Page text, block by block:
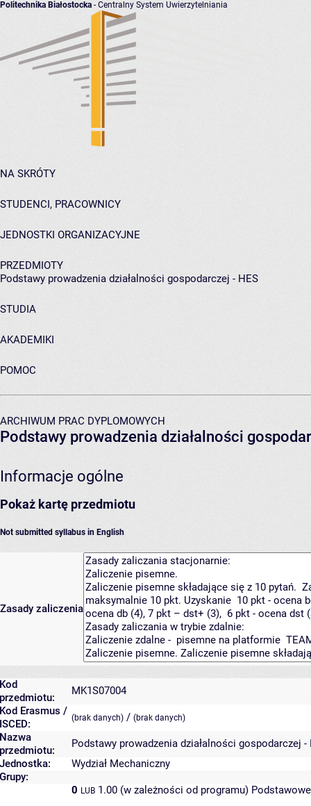
Politechnika Białostocka - Centralny System Uwierzytelniania
NA SKRÓTY
STUDENCI, PRACOWNICY
JEDNOSTKI ORGANIZACYJNE
PRZEDMIOTY
Podstawy prowadzenia działalności gospodarczej - HES
STUDIA
AKADEMIKI
POMOC
ARCHIWUM PRAC DYPLOMOWYCH
Podstawy prowadzenia działalności
Informacje ogólne
Pokaż kartę przedmiotu
Not submitted syllabus in English
Zasady zaliczenia
Kod
przedmiotu:
MK1S07004
Kod Erasmus /
ISCED:
(brak danych) / (brak danych)
Nazwa
przedmiotu:
Podstawy prowadzenia działalności gospodarczej -
Jednostka:
Wydział Mechaniczny
Grupy:
0 LUB 1.00 (w zależności od programu)